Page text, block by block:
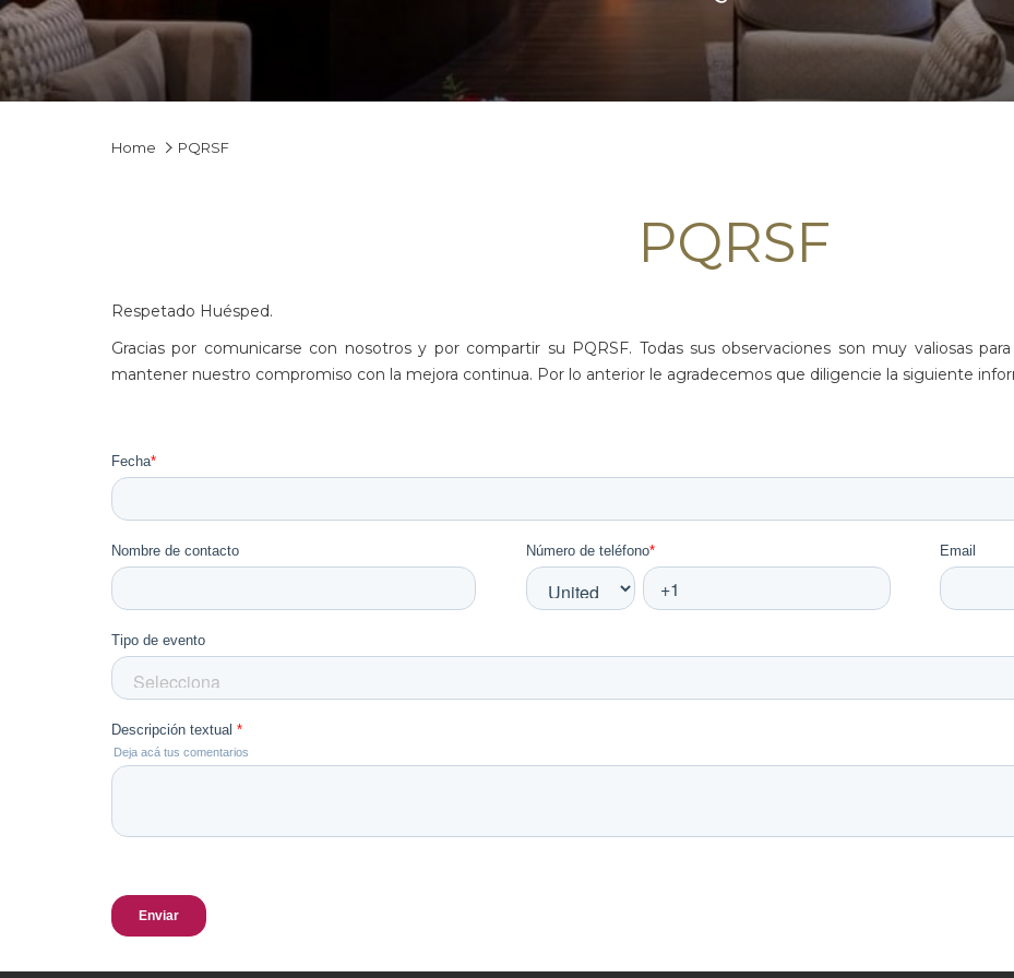
Home PQRSF
PQRSF
Respetado Huésped.
Gracias por comunicarse con nosotros y por compartir su PQRSF. Todas sus observaciones son muy valiosas
mantener nuestro compromiso con la mejora continua. Por lo anterior le agradecemos que diligencie la siguiente